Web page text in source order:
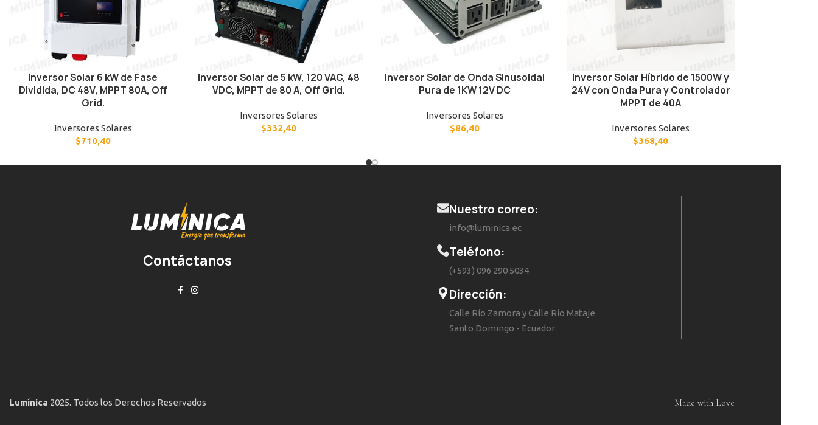
Inversor Solar 6 kW de Fase
Dividida, DC 48V, MPPT 80A, Off
Grid.
Inversores Solares
$710,40
Inversor Solar de 5 kW, 120 VAC, 48
VDC, MPPT de 80 A, Off Grid.
Inversores Solares
$332,40
Inversor Solar de Onda Sinusoidal
Pura de 1KW 12V DC
Inversores Solares
$86,40
Inversor Solar Híbrido de 1500W y
24V con Onda Pura y Controlador
MPPT de 40A
Inversores Solares
$368,40
Contáctanos
Nuestro correo:
info@luminica.ec
Teléfono:
(+593) 096 290 5034
Dirección:
Calle Río Zamora y Calle Río Mataje
Santo Domingo - Ecuador
Lumínica 2025. Todos los Derechos Reservados Made with Love